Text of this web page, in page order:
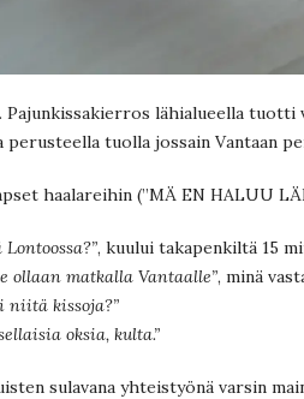
lähialueella tuotti
perusteella tuolla jossain Vantaan
haalareihin (”MÄ EN HALUU
, kuului takapenkiltä 15
ollaan matkalla Vantaalle”, minä
niitä kissoja?”
oksia, kulta.”
sulavana yhteistyönä varsin